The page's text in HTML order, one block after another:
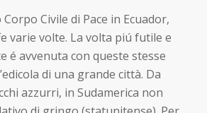
Civile di Pace in Ecuador,
varie volte. La volta piú futile e
é avvenuta con queste stesse
di una grande città. Da
azzurri, in Sudamerica non